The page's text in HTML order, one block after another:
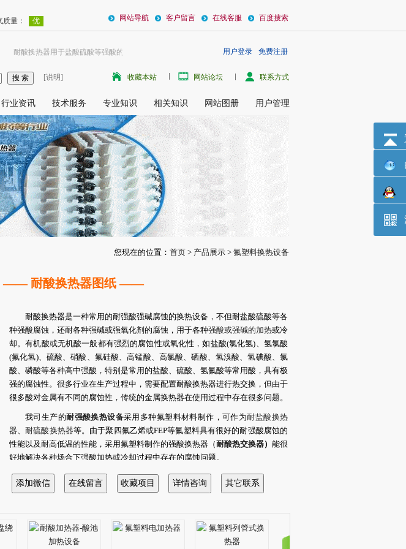
耐酸换热器用于盐酸硫酸等强酸的耐酸碱换热器设备,用作强碱强酸加热冷却如盐酸换热器.耐强酸换热器由耐强酸腐蚀
用户登录 免费注册
[说明] 收藏本站 网站论坛 联系方式
行业资讯 技术服务 专业知识 相关知识 网站图册 用户管理
您现在的位置： 首页 > 产品展示 > 氟塑料换热设备
—— 耐酸换热器图纸 ——
耐酸换热器是一种常用的耐强酸强碱腐蚀的换热设备，不但耐盐酸硫酸等各
种强酸腐蚀，还耐各种强碱或强氧化剂的腐蚀，用于各种强酸或强碱的加热或冷
却。有机酸或无机酸一般都有强烈的腐蚀性或氧化性，如盐酸(氯化氢)、氢氯酸
(氟化氢)、硫酸、硝酸、氟硅酸、高锰酸、高氯酸、硒酸、氢溴酸、氢碘酸、氯
酸、磷酸等各种高中强酸，特别是常用的盐酸、硫酸、氢氟酸等常用酸，具有极
强的腐蚀性。很多行业在生产过程中，需要配置耐酸换热器进行热交换，但由于
很多酸对金属有不同的腐蚀性，传统的金属换热器在使用过程中存在很多问题。
我司生产的耐强酸换热设备采用多种氟塑料材料制作，可作为耐盐酸换热
器、耐硫酸换热器等。由于聚四氟乙烯或FEP等氟塑料具有很好的耐强酸腐蚀的
性能以及耐高低温的性能，采用氟塑料制作的强酸换热器（耐酸热交换器） 能很
好地解决各种场合下强酸加热或冷却过程中存在的腐蚀问题。
根据不同的热交换方式，耐酸换热器可分为沉浸式或管壳式，用户可根据实
际需要进行选型或与我公司联系后再确定。
技术参数，我司根据安装位置、产品结构、交换热量等数据计算出换热面积，然
后再确定耐腐蚀换热设备的氟塑料根数、形状、长度及进出品管径等产品参数。
网站导航 客户留言 在线客服 百度搜索